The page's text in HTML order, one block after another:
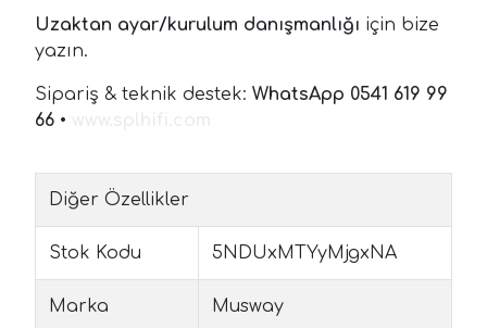
Uzaktan ayar/kurulum danışmanlığı için bize
yazın.
Sipariş & teknik destek: WhatsApp 0541 619 99
66 •
Diğer Özellikler
Stok Kodu 5NDUxMTYyMjgxNA
Marka Musway